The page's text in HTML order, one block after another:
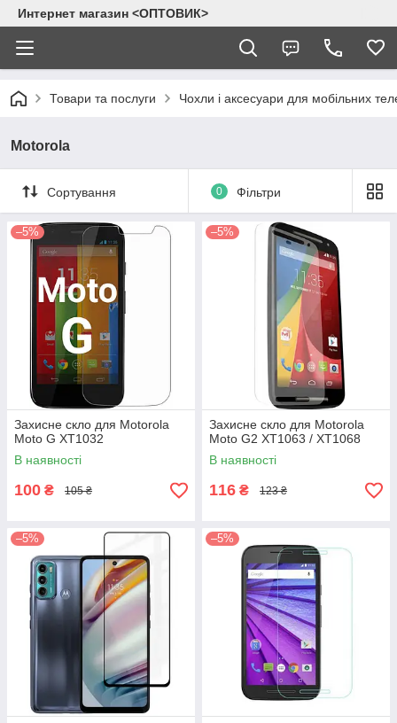
Интернет магазин <ОПТОВИК>
Товари та послуги Чохли і аксесуари для мобільних
Motorola
Сортування 0 Фільтри
–5%
Захисне скло для Motorola
Moto G XT1032
В наявності
100 ₴ 105 ₴
–5%
Захисне скло для Motorola
Moto G2 XT1063 / XT1068
В наявності
116 ₴ 123 ₴
–5% –5%